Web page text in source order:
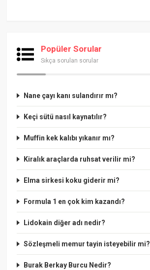
Popüler Sorular
Sıkça sorulan sorular
Nane çayı kanı sulandırır mı?
Keçi sütü nasıl kaynatılır?
Muffin kek kalıbı yıkanır mı?
Kiralık araçlarda ruhsat verilir mi?
Elma sirkesi koku giderir mi?
Formula 1 en çok kim kazandı?
Lidokain diğer adı nedir?
Sözleşmeli memur tayin isteyebilir mi?
Burak Berkay Burcu Nedir?